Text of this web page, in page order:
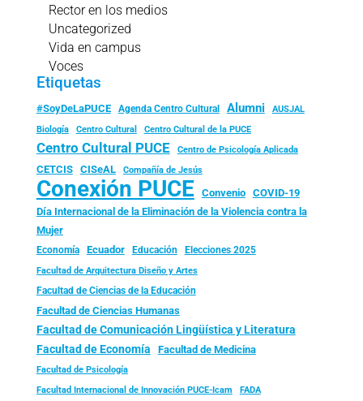
Rector en los medios
Uncategorized
Vida en campus
Voces
Etiquetas
#SoyDeLaPUCE Agenda Centro Cultural Alumni
AUSJAL
Biología
Centro Cultural Centro Cultural de la PUCE
Centro Cultural PUCE Centro de Psicología Aplicada
CETCIS CISeAL Compañía de Jesús
Conexión PUCE Convenio
COVID-19
Día Internacional de la Eliminación de la Violencia contra la
Mujer
Economía Ecuador Educación Elecciones 2025
Facultad de Arquitectura Diseño y Artes
Facultad de Ciencias de la Educación
Facultad de Ciencias Humanas
Facultad de Comunicación Lingüística y Literatura
Facultad de Economía Facultad de Medicina
Facultad de Psicología
Facultad Internacional de Innovación PUCE-Icam FADA